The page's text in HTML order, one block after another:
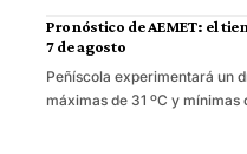
Pronóstico de AEMET: el
7 de agosto
Peñíscola experimentará un
máximas de 31 ºC y mínimas